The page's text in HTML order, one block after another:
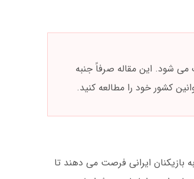
شود. این مقاله صرفاً جنبه
کشور خود را مطالعه کنید.
بازیکنان ایرانی فرصت می دهند تا